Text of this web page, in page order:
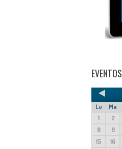
EVENTOS
Lu Ma
1
2
8
9
15
16